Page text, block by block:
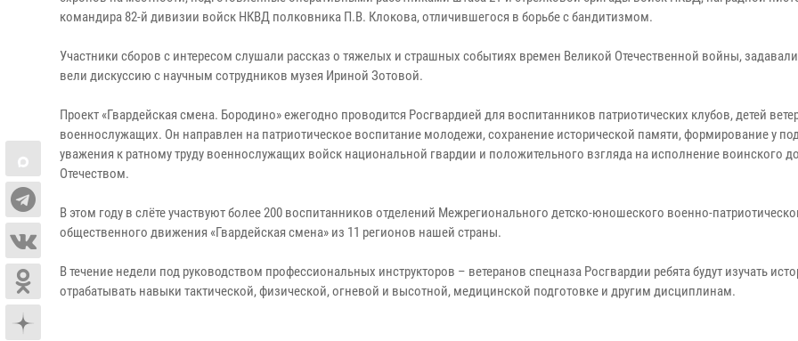
командира 82-й дивизии войск НКВД полковника П.В. Клокова, отличившегося в борьбе с бандитизмом.
Участники сборов с интересом слушали рассказ о тяжелых и страшных событиях времен Великой Отечественной войны,
вели дискуссию с научным сотрудников музея Ириной Зотовой.
Проект «Гвардейская смена. Бородино» ежегодно проводится Росгвардией для воспитанников патриотических клубов, детей
военнослужащих. Он направлен на патриотическое воспитание молодежи, сохранение исторической памяти, формирование у
уважения к ратному труду военнослужащих войск национальной гвардии и положительного взгляда на исполнение воинского
Отечеством.
В этом году в слёте участвуют более 200 воспитанников отделений Межрегионального детско-юношеского военно-
общественного движения «Гвардейская смена» из 11 регионов нашей страны.
В течение недели под руководством профессиональных инструкторов – ветеранов спецназа Росгвардии ребята будут изучать
отрабатывать навыки тактической, физической, огневой и высотной, медицинской подготовке и другим дисциплинам.